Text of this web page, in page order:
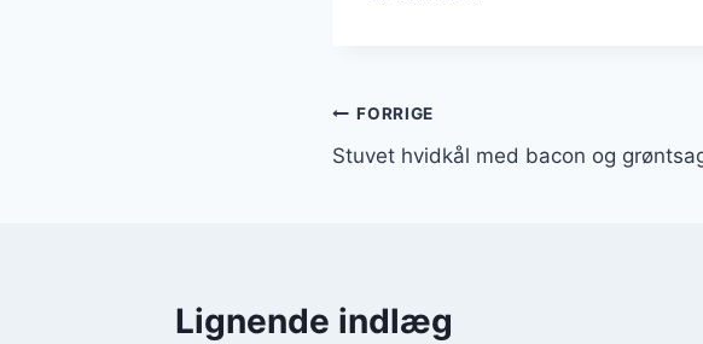
Indlægsnavigation
FORRIGE
Stuvet hvidkål med bacon og
Lignende indlæg